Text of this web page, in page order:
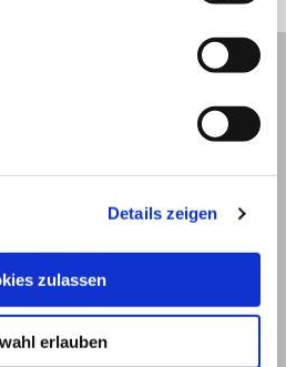
Details zeigen
zulassen
erlauben
© 2026